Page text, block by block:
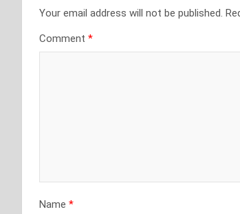
Your email address will not be published.
Comment *
Name *